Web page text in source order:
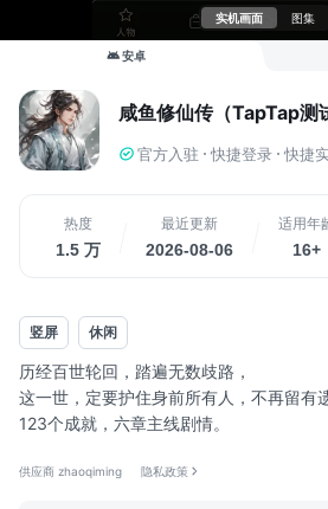
实机画面 图集
安卓
咸鱼修仙传（TapTap测
官方入驻 快捷登录 快捷
热度
1.5 万
最近更新
2026-08-06
适用年
16+
竖屏 休闲
历经百世轮回，踏遍无数歧路，
这一世，定要护住身前所有人，不再留有
123个成就，六章主线剧情。
供应商 zhaoqiming 隐私政策